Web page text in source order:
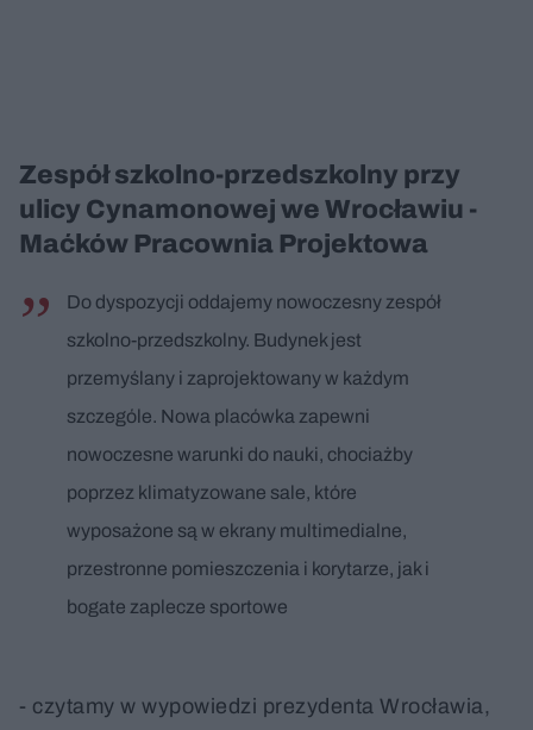
Zespół szkolno-przedszkolny przy
ulicy Cynamonowej we Wrocławiu -
Maćków Pracownia Projektowa
Do dyspozycji oddajemy nowoczesny zespół
szkolno-przedszkolny. Budynek jest
przemyślany i zaprojektowany w każdym
szczególe. Nowa placówka zapewni
nowoczesne warunki do nauki, chociażby
poprzez klimatyzowane sale, które
wyposażone są w ekrany multimedialne,
przestronne pomieszczenia i korytarze, jak i
bogate zaplecze sportowe
- czytamy w wypowiedzi prezydenta Wrocławia,